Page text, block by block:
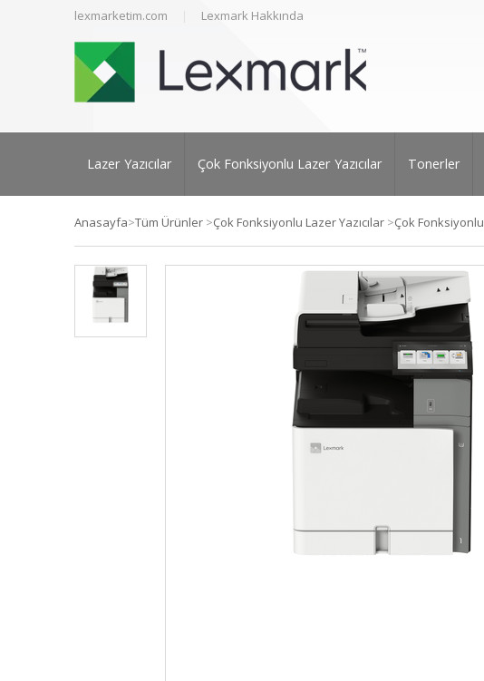
lexmarketim.com Lexmark Hakkında
Lazer Yazıcılar Çok Fonksiyonlu Lazer Yazıcılar Tonerler
Anasayfa>Tüm Ürünler >Çok Fonksiyonlu Lazer Yazıcılar >Çok